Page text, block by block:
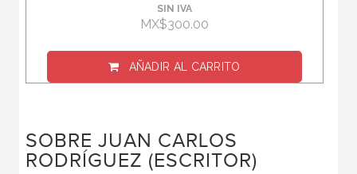
SIN IVA
MX$300.00
AÑADIR AL CARRITO
SOBRE JUAN CARLOS
RODRÍGUEZ (ESCRITOR)